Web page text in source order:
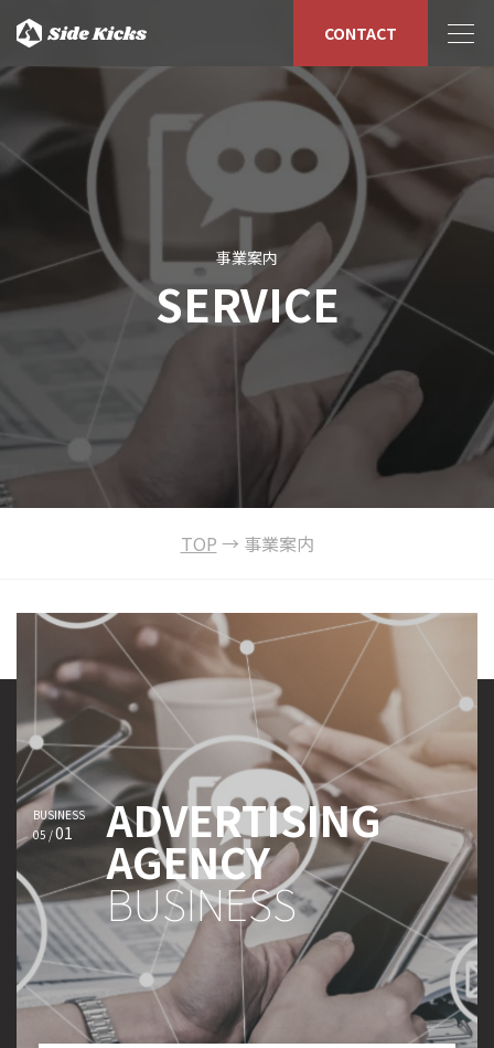
CONTACT
事業案内
SERVICE
TOP → 事業案内
BUSINESS
05 /01 ADVERTISING
AGENCY
BUSINESS